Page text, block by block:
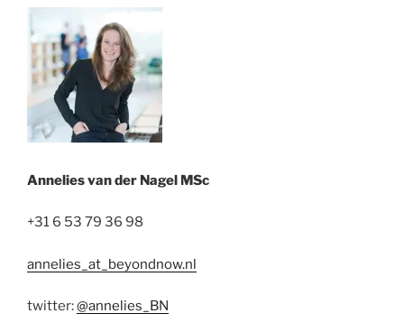
Annelies van der Nagel MSc
+31 6 53 79 36 98
annelies_at_beyondnow.nl
twitter:@annelies_BN